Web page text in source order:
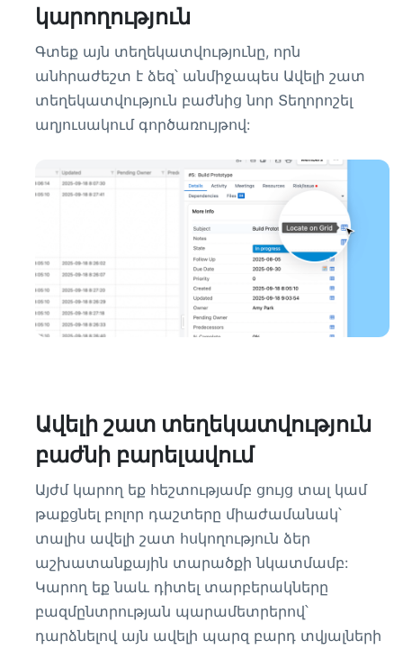
կարողություն
Գտեք այն տեղեկատվությունը, որն
անհրաժեշտ է ձեզ՝ անմիջապես Ավելի շատ
տեղեկատվություն բաժնից նոր Տեղորոշել
աղյուսակում գործառույթով:
Ավելի շատ տեղեկատվություն
բաժնի բարելավում
Այժմ կարող եք հեշտությամբ ցույց տալ կամ
թաքցնել բոլոր դաշտերը միաժամանակ՝
տալիս ավելի շատ հսկողություն ձեր
աշխատանքային տարածքի նկատմամբ:
Կարող եք նաև դիտել տարբերակները
բազմընտրության պարամետրերով՝
դարձնելով այն ավելի պարզ բարդ տվյալների